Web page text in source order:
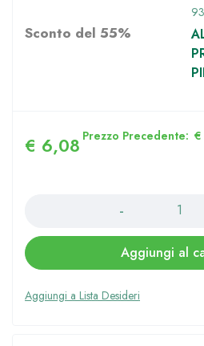
Sconto del 55%
€ 6,08 Prezzo Precedente: €
Aggiungi al